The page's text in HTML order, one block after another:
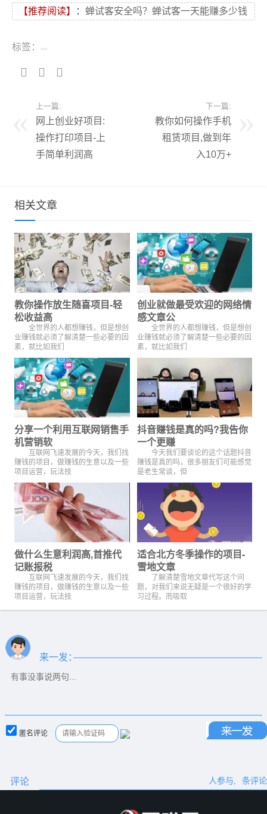
【推荐阅读】 ： 蝉试客安全吗？蝉试客一天能赚多少钱
标签：
上一篇:
网上创业好项目:
操作打印项目-上
手简单利润高
下一篇:
教你如何操作手机
租赁项目,做到年
入10万+
相关文章
教你操作放生随喜项目-轻
松收益高
全世界的人都想赚钱，但是想创
业赚钱就必须了解清楚一些必要的因
素，就比如我们
创业就做最受欢迎的网络情
感文章公
全世界的人都想赚钱，但是想创
业赚钱就必须了解清楚一些必要的因
素，就比如我们
分享一个利用互联网销售手
机营销软
互联网飞速发展的今天，我们找
赚钱的项目，做赚钱的生意以及一些
项目运营，玩法技
抖音赚钱是真的吗?我告你
一个更赚
今天我们要谈论的这个话题抖音
赚钱是真的吗，很多朋友们可能感觉
是老生常谈，但
做什么生意利润高,首推代
记账报税
互联网飞速发展的今天，我们找
赚钱的项目，做赚钱的生意以及一些
项目运营，玩法技
适合北方冬季操作的项目-
雪地文章
了解清楚雪地文章代写这个问
题，对我们来说无疑是一个很好的学
习过程。而吸取
来一发：
匿名评论
评论 人参与, 条评论